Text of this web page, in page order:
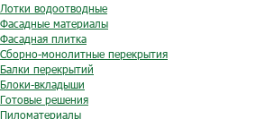
Лотки водоотводные
Фасадные материалы
Фасадная плитка
Сборно-монолитные перекрытия
Балки перекрытий
Блоки-вкладыши
Готовые решения
Пиломатериалы